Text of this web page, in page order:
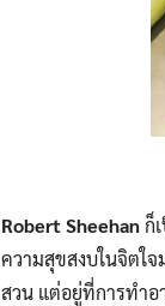
Robert Sheehanก็
ความสุขสงบในจิตใ
สวน แต่อยู่ที่การทำอ